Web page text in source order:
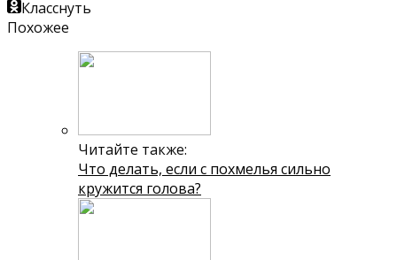
Класснуть
Похожее
Читайте также:
Что делать, если с похмелья сильно
кружится голова?